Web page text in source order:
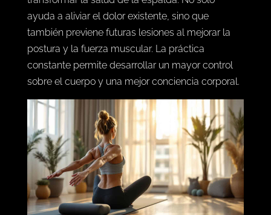
Incorporar Pilates en la rutina semanal puede
transformar la salud de la espalda. No solo
ayuda a aliviar el dolor existente, sino que
también previene futuras lesiones al mejorar la
postura y la fuerza muscular. La práctica
constante permite desarrollar un mayor control
sobre el cuerpo y una mejor conciencia corporal.